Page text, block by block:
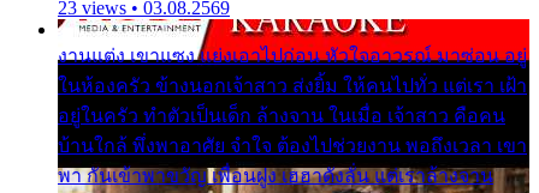
23 views • 03.08.2569
งานแต่ง เขาแซง แย่งเอาไปก่อน หัวใจอาวรณ์ มาซ่อน อยู่
ในห้องครัว ข้างนอกเจ้าสาว ส่งยิ้ม ให้คนไปทั่ว แต่เรา เฝ้า
อยู่ในครัว ทำตัวเป็นเด็ก ล้างจาน ในเมื่อ เจ้าสาว คือคน
บ้านใกล้ พึ่งพาอาศัย จำใจ ต้องไปช่วยงาน พอถึงเวลา เขา
พา กันเข้าพาขวัญ เพื่อนฝูง เฮฮาดังลั่น แต่เราล้างจาน